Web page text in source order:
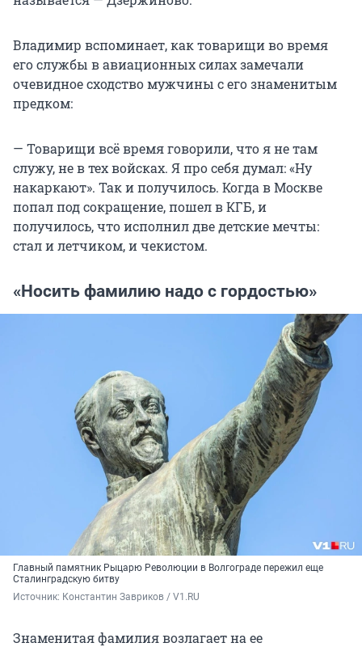
Владимир вспоминает, как товарищи во время
его службы в авиационных силах замечали
очевидное сходство мужчины с его знаменитым
предком:
— Товарищи всё время говорили, что я не там
служу, не в тех войсках. Я про себя думал: «Ну
накаркают». Так и получилось. Когда в Москве
попал под сокращение, пошел в КГБ, и
получилось, что исполнил две детские мечты:
стал и летчиком, и чекистом.
«Носить фамилию надо с гордостью»
Главный памятник Рыцарю Революции в Волгограде пережил еще
Сталинградскую битву
Источник: Константин Завриков / V1.RU
Знаменитая фамилия возлагает на ее